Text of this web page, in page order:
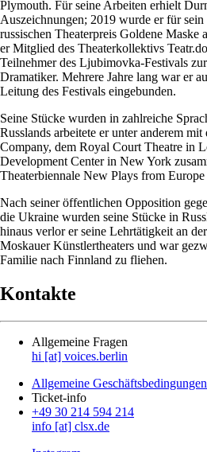
Plymouth. Für seine Arbeiten erhielt
Auszeichnungen; 2019 wurde er für
russischen Theaterpreis Goldene Maske
er Mitglied des Theaterkollektivs
Teilnehmer des Ljubimovka-Festivals
Dramatiker. Mehrere Jahre lang war er
Leitung des Festivals eingebunden.
Seine Stücke wurden in zahlreiche
Russlands arbeitete er unter anderem
Company, dem Royal Court Theatre in
Development Center in New York
Theaterbiennale New Plays from Europe
Nach seiner öffentlichen Opposition
die Ukraine wurden seine Stücke in
hinaus verlor er seine Lehrtätigkeit an
Moskauer Künstlertheaters und war
Familie nach Finnland zu fliehen.
Kontakte
Allgemeine Fragen
hi [at] voices.berlin
Allgemeine
Ticket-info
+49 30 214 594 214
info [at] clsx.de